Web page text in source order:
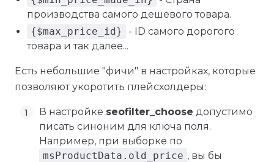
производства самого дешевого товара.
{$max_price_id}
- ID самого дорогого
товара и так далее...
Есть небольшие "фичи" в настройках, которые
позволяют укоротить плейсхолдеры:
В настройке seofilter_choose допустимо
писать синоним для ключа поля.
Например, при выборке по
msProductData.old_price , вы бы